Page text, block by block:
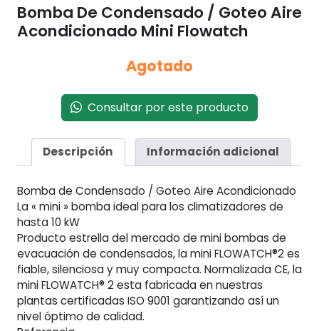
Bomba De Condensado / Goteo Aire
Acondicionado Mini Flowatch
Agotado
Consultar por este producto
Descripción Información adicional
Bomba de Condensado / Goteo Aire Acondicionado
La « mini » bomba ideal para los climatizadores de
hasta 10 kW
Producto estrella del mercado de mini bombas de
evacuación de condensados, la mini FLOWATCH®2 es
fiable, silenciosa y muy compacta. Normalizada CE, la
mini FLOWATCH® 2 esta fabricada en nuestras
plantas certificadas ISO 9001 garantizando así un
nivel óptimo de calidad.